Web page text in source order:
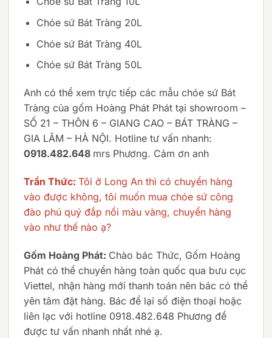
Chóe sứ Bát Tràng 20L
Chóe sứ Bát Tràng 40L
Chóe sứ Bát Tràng 50L
Anh có thể xem trực tiếp các mẫu chóe sứ Bát
Tràng của gốm Hoàng Phát Phát tại showroom –
SỐ 21 – THÔN 6 – GIANG CAO – BÁT TRÀNG –
GIA LÂM – HÀ NỘI. Hotline tư vấn nhanh:
0918.482.648 mrs Phương. Cảm ơn anh
Trần Thức: Tôi ở Long An thì có chuyển hàng
vào được không, tôi muốn mua chóe sứ công
đào phú quý đắp nổi màu vàng, chuyển hàng
vào như thế nào ạ?
Gốm Hoàng Phát: Chào bác Thức, Gốm Hoàng
Phát có thể chuyển hàng toàn quốc qua bưu cục
Viettel, nhận hàng mới thanh toán nên bác có thể
yên tâm đặt hàng. Bác để lại số điện thoại hoặc
liên lạc với hotline 0918.482.648 Phương để
được tư vấn nhanh nhất nhé ạ.